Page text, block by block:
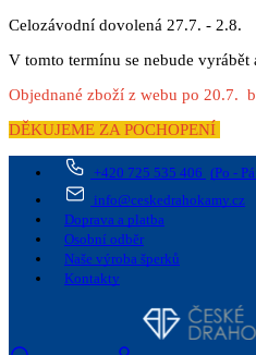
Celozávodní dovolená 27.7. - 2.8.
V tomto termínu se nebude vyrábět
Objednané zboží z webu po 20.7.
DĚKUJEME ZA POCHOPENÍ
+420 725 535 406 (Po -
info@ceskedrahokamy.cz
Doprava a platba
Osobní odběr
Naše výroba šperků
Kontakty